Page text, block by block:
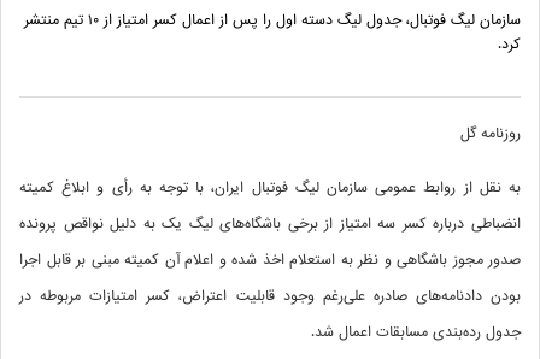
سازمان لیگ فوتبال، جدول لیگ دسته اول را پس از اعمال کسر امتیاز از ۱۰ تیم منتشر
کرد.
روزنامه گل
به نقل از روابط عمومی سازمان لیگ فوتبال ایران، با توجه به رأی و ابلاغ کمیته
انضباطی درباره کسر سه امتیاز از برخی باشگاه‌های لیگ یک به دلیل نواقص پرونده
صدور مجوز باشگاهی و نظر به استعلام اخذ شده و اعلام آن کمیته مبنی بر قابل اجرا
بودن دادنامه‌های صادره علی‌رغم وجود قابلیت اعتراض، کسر امتیازات مربوطه در
جدول رده‌بندی مسابقات اعمال شد.